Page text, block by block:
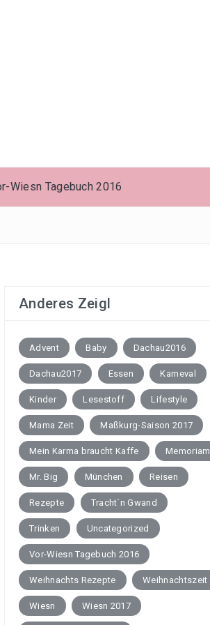
Wiesn Tagebuch 2016
Anderes Zeigl
Advent Baby Dachau2016
Dachau2017 Essen Karneval
Kinder Lesestoff Lifestyle
Mama Zeit Maßkurg-Saison 2017
Mein Karma braucht Kaffe Memoriam
Mr. Big München Reisen
Rezepte Tracht´n Gwand
Trinken Uncategorized
Vor-Wiesn Tagebuch 2016
Weihnachts Rezepte Weihnachtszeit
Wiesn Wiesn 2017